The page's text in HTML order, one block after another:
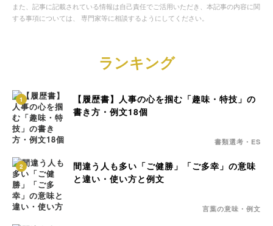
また、記事に記載されている情報は自己責任でご活用いただき、本記事の内容に関
する事項については、 専門家等に相談するようにしてください。
ランキング
1
【履歴書】人事の心を掴む「趣味・特技」の
書き方・例文18個
書類選考・ES
2
間違う人も多い「ご健勝」「ご多幸」の意味
と違い・使い方と例文
言葉の意味・例文